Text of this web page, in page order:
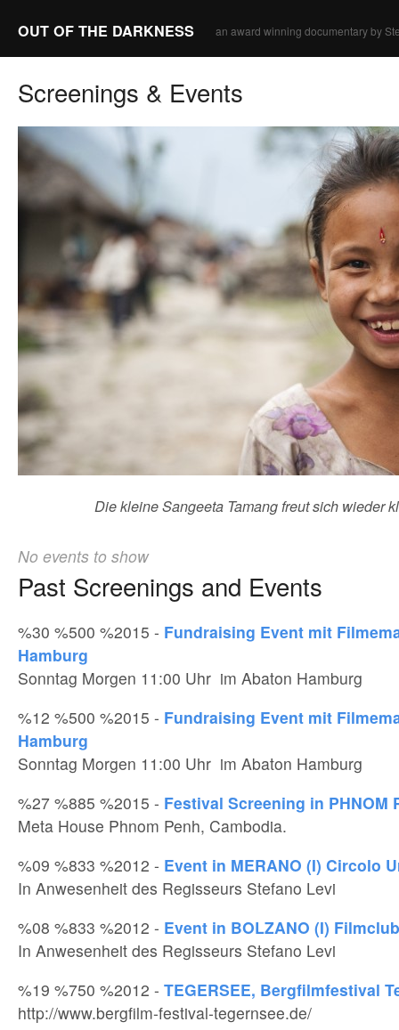
OUT OF THE DARKNESS an award winning documentary by
Screenings & Events
Die kleine Sangeeta Tamang freut sich wieder
No events to show
Past Screenings and Events
%30 %500 %2015 - Fundraising Event mit
Hamburg
Sonntag Morgen 11:00 Uhr im Abaton Hamburg
%12 %500 %2015 - Fundraising Event mit
Hamburg
Sonntag Morgen 11:00 Uhr im Abaton Hamburg
%27 %885 %2015 - Festival Screening in PHNOM
Meta House Phnom Penh, Cambodia.
%09 %833 %2012 - Event in MERANO (I) Circolo
In Anwesenheit des Regisseurs Stefano Levi
%08 %833 %2012 - Event in BOLZANO (I) Filmclub
In Anwesenheit des Regisseurs Stefano Levi
%19 %750 %2012 - TEGERSEE, Bergfilmfestival
http://www.bergfilm-festival-tegernsee.de/